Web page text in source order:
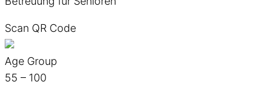
Scan QR Code
Age Group
55 – 100